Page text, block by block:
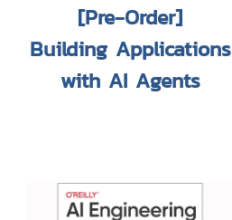
[Pre-Order]
Building Applications
with AI Agents